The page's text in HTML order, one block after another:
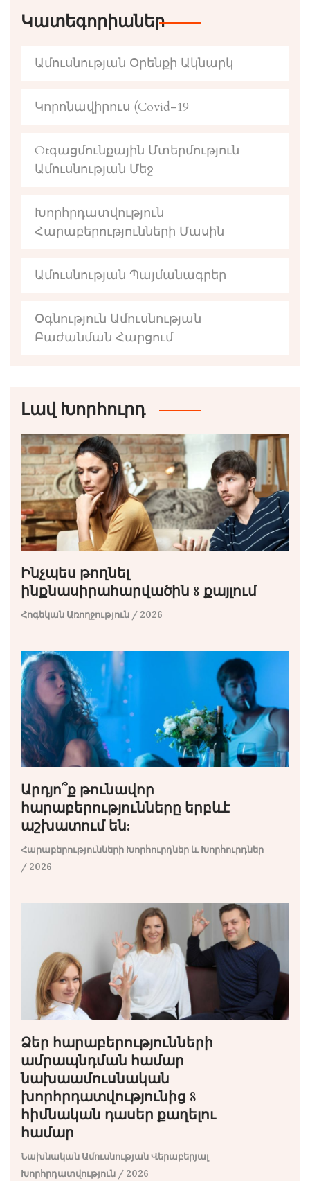
Կատեգորիաներ
Ամուսնության Օրենքի Ակնարկ
Կորոնավիրուս (Covid-19
Otգացմունքային Մտերմություն
Ամուսնության Մեջ
Խորհրդատվություն
Հարաբերությունների Մասին
Ամուսնության Պայմանագրեր
Օգնություն Ամուսնության
Բաժանման Հարցում
Լավ Խորհուրդ
Ինչպես թողնել
ինքնասիրահարվածին 8 քայլում
Հոգեկան Առողջություն / 2026
Արդյո՞ք թունավոր
հարաբերությունները երբևէ
աշխատում են:
Հարաբերությունների Խորհուրդներ և Խորհուրդներ
/ 2026
Ձեր հարաբերությունների
ամրապնդման համար
նախաամուսնական
խորհրդատվությունից 8
հիմնական դասեր քաղելու
համար
Նախնական Ամուսնության Վերաբերյալ
Խորհրդատվություն / 2026